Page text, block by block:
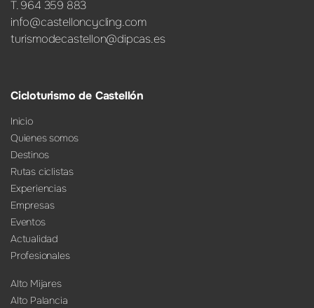
T. 964 359 883
info@castelloncycling.com
turismodecastellon@dipcas.es
Cicloturismo de Castellón
Inicio
Quienes somos
Destinos
Rutas ciclistas
Experiencias
Empresas
Eventos
Actualidad
Profesionales
Alto Mijares
Alto Palancia